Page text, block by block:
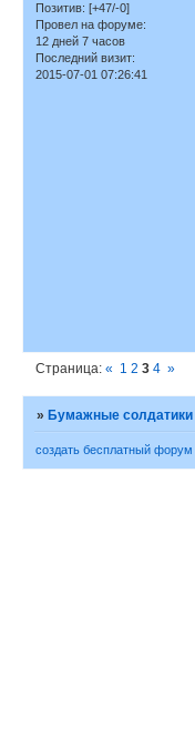
Позитив: [+47/-0]
Провел на форуме:
12 дней 7 часов
Последний визит:
2015-07-01 07:26:41
Страница:« 1 2 3 4 »
»Бумажные солдатики
создать бесплатный форум